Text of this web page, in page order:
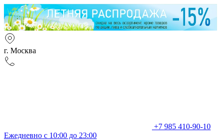
г. Москва
+7 985 410-90-10
Ежедневно с 10:00 до 23:00